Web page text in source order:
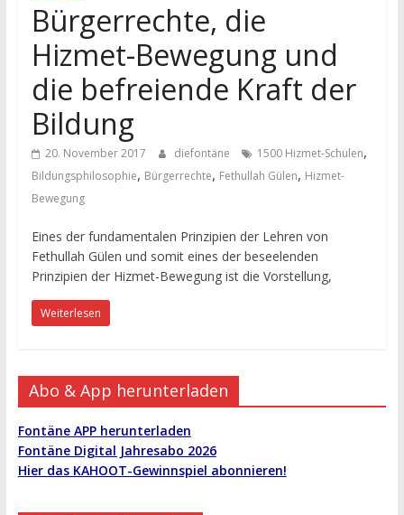
Bürgerrechte, die
Hizmet-Bewegung und
die befreiende Kraft der
Bildung
20. November 2017 diefontäne 1500 Hizmet-Schulen,
Bildungsphilosophie, Bürgerrechte, Fethullah Gülen, Hizmet-
Bewegung
Eines der fundamentalen Prinzipien der Lehren von
Fethullah Gülen und somit eines der beseelenden
Prinzipien der Hizmet-Bewegung ist die Vorstellung,
Weiterlesen
Abo & App herunterladen
Fontäne APP herunterladen
Fontäne Digital Jahresabo 2026
Hier das KAHOOT-Gewinnspiel abonnieren!